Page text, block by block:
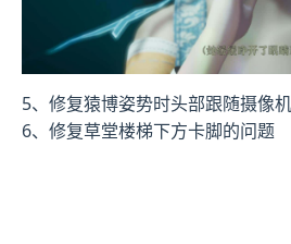
5、修复猿博姿势时头部跟随摄像
6、修复草堂楼梯下方卡脚的问题